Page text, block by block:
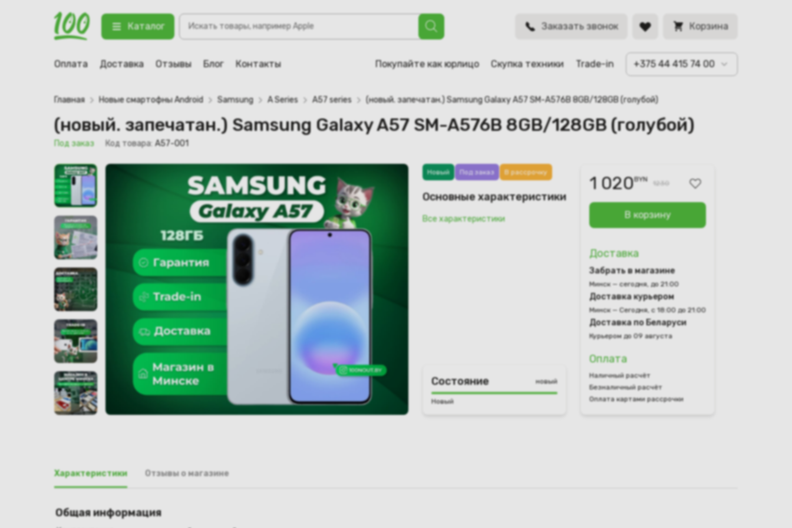
Каталог
товаров
Заказать звонок Корзина
Оплата Доставка Отзывы Блог Контакты Покупайте как юрлицо Скупка техники Trade-in +375 44 415 74 00
(новый. запечатан.) Samsung Galaxy A57 SM-A576B 8GB/128GB (голубой)
123 Под заказ
Главная Новые смартофны Android Samsung A Series A57 series (новый. запечатан.) Samsung Galaxy A57 SM-A576B 8GB/128GB (голубой)
(новый. запечатан.) Samsung Galaxy A57 SM-A576B 8GB/128GB (голубой)
Под заказ Код товара: A57-001
Новый Под заказ В рассрочку
Основные характеристики
Все характеристики
Состояние новый
Новый
1 020BYN 1230
В корзину
Доставка
Забрать в магазине
Минск — сегодня, до 21:00
Доставка курьером
Минск — Сегодня, с 18:00 до 21:00
Доставка по Беларуси
Курьером до 09 августа
Оплата
Наличный расчёт
Безналичный расчёт
Оплата картами рассрочки
Характеристики Отзывы о магазине
Общая информация